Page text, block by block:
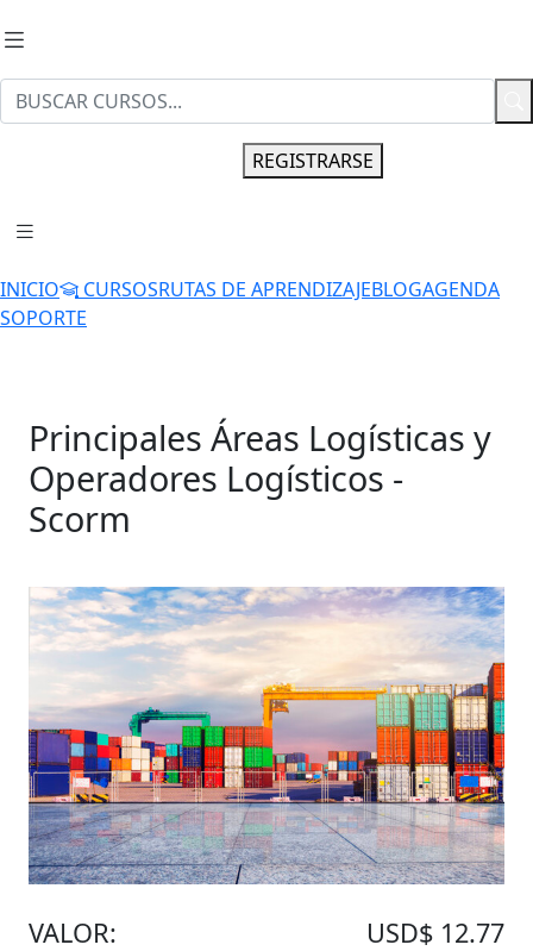
REGISTRARSE
INICIO CURSOSRUTAS DE APRENDIZAJEBLOGAGENDA
SOPORTE
Principales Áreas Logísticas y
Operadores Logísticos -
Scorm
VALOR: USD$ 12.77